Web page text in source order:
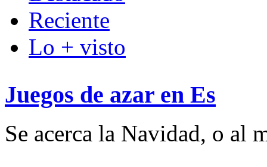
Reciente
Lo + visto
Juegos de azar en Es
Se acerca la Navidad, o al